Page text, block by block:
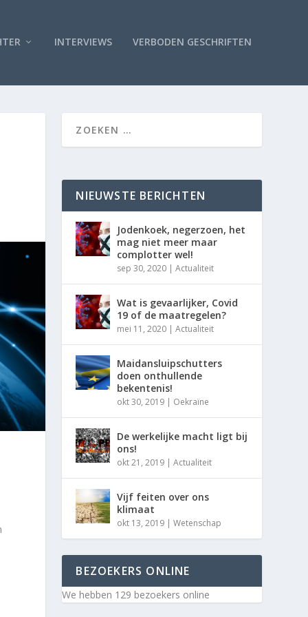
INTERVIEWS VERBODEN GESCHRIFTEN
NIEUWSTE BERICHTEN
Jodenkoek, negerzoen, het
mag niet meer maar
complotter wel!
sep 30, 2020 |Actualiteit
Wat is gevaarlijker, Covid
19 of de maatregelen?
mei 11, 2020 |Actualiteit
Maidansluipschutters
doen onthullende
bekentenis!
okt 30, 2019 | Oekraïne
De werkelijke macht ligt bij
ons!
okt 21, 2019 |Actualiteit
Vijf feiten over ons
klimaat
okt 13, 2019 |Wetenschap
BEZOEKERS ONLINE
We hebben 129 bezoekers online